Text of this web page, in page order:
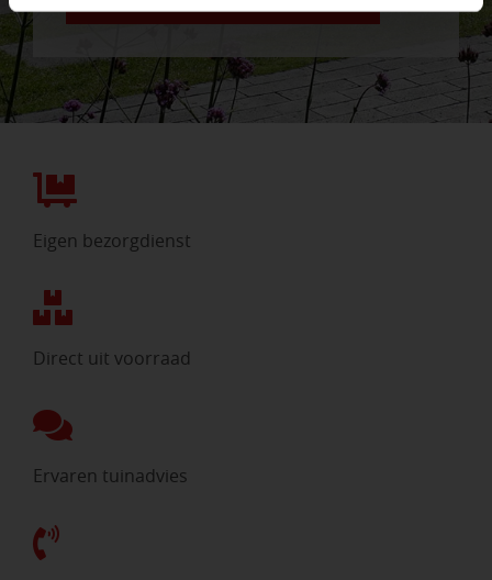
Eigen bezorgdienst
Direct uit voorraad
Ervaren tuinadvies